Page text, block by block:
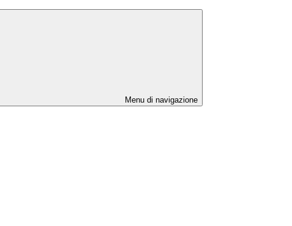
Menu di navigazione